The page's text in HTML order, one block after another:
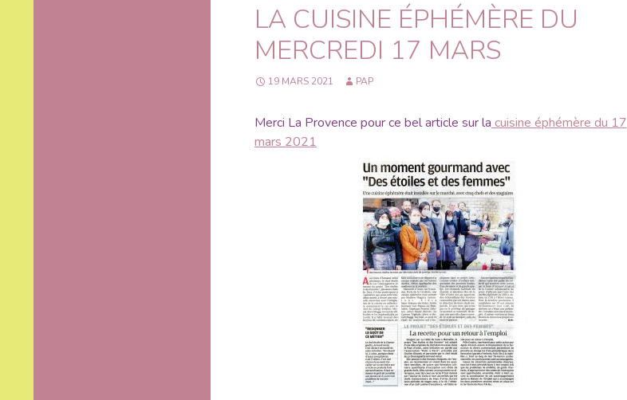
LA CUISINE ÉPHÉMÈRE DU
MERCREDI 17 MARS
19 MARS 2021 PAP
Merci La Provence pour ce bel article sur la cuisine éphémère du 17
mars 2021